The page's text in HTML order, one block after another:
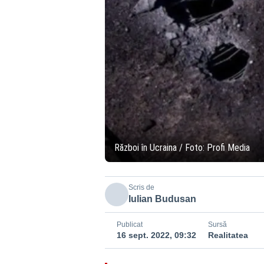
Război în Ucraina / Foto: Profi Media
Scris de
Iulian Budusan
Publicat
16 sept. 2022, 09:32
Sursă
Realitatea